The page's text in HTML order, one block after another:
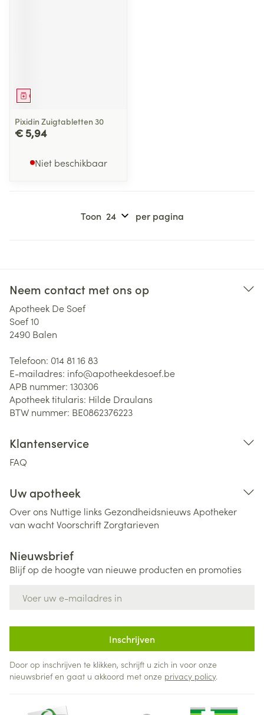
Geneesmiddel
Pixidin Zuigtabletten 30
€ 5,94
Niet beschikbaar
Toon per pagina
Neem contact met ons op
Apotheek De Soef
Soef 10
2490 Balen
Telefoon: 014 81 16 83
E-mailadres: info@apotheekdesoef.be
APB nummer: 130306
Apotheek titularis: Hilde Draulans
BTW nummer: BE0862376223
Klantenservice
FAQ
Uw apotheek
Over ons Nuttige links Gezondheidsnieuws Apotheker
van wachtVoorschriftZorgtarieven
Nieuwsbrief
Blijf op de hoogte van nieuwe producten en promoties
Inschrijven
Door op inschrijven te klikken, schrijft u zich in voor onze
nieuwsbrief en gaat u akkoord met onze privacy policy.